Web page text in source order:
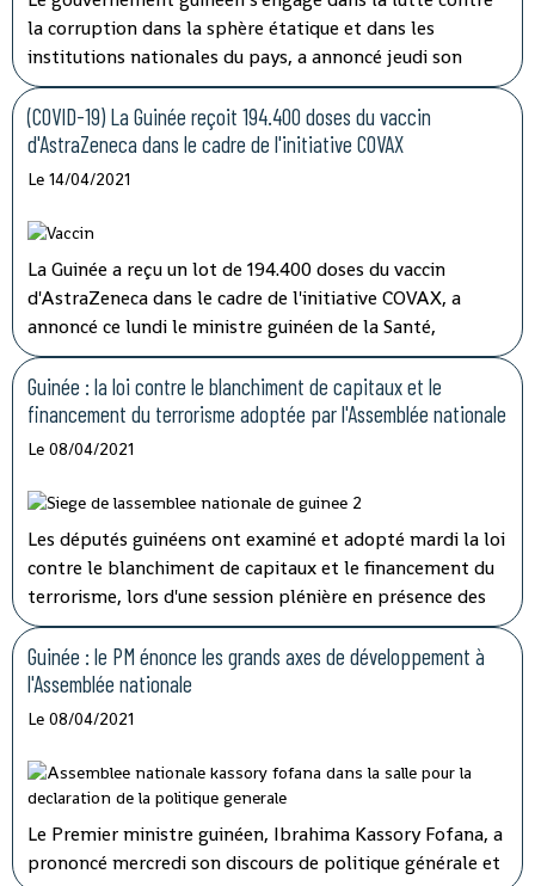
la corruption dans la sphère étatique et dans les
institutions nationales du pays, a annoncé jeudi son
porte-parole, Aboubacar Sylla.Lors de la session
ordinaire du conseil des ministres tenu par
visioconférence, le président Alpha Condé a insisté sur
''la cohérence et la complémentarité qui doivent
les opérations de lutte contre la corruption.
(COVID-19) La Guinée reçoit 194.400 doses du vaccin
d'AstraZeneca dans le cadre de l'initiative COVAX
Le 14/04/2021
La Guinée a reçu un lot de 194.400 doses du vaccin
d'AstraZeneca dans le cadre de l'initiative COVAX, a
annoncé ce lundi le ministre guinéen de la Santé,
médécin général Rémy Lamah à la radio nationale.
Guinée : la loi contre le blanchiment de capitaux et le
financement du terrorisme adoptée par l'Assemblée nationale
Le 08/04/2021
Les députés guinéens ont examiné et adopté mardi la loi
contre le blanchiment de capitaux et le financement du
terrorisme, lors d'une session plénière en présence des
membres du gouvernement.
Guinée : le PM énonce les grands axes de développement à
l'Assemblée nationale
Le 08/04/2021
Le Premier ministre guinéen, Ibrahima Kassory Fofana, a
prononcé mercredi son discours de politique générale et